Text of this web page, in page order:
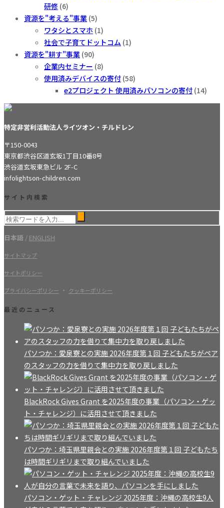
研修 (6)
資源を"考える"事業 (5)
ワタシとスマホ (1)
社会で子育てドットコム (1)
資源を"耕す"事業 (90)
企業内セミナー (8)
使用済みデバイスの寄付 (58)
e2プロジェクト 使用済みパソコンの寄付 (14)
特定非営利活動法人ライツオン・チルドレン
〒150-0043
東京都渋谷区道玄坂1丁目10番8号
渋谷道玄坂東急ビル 2F-C
infolightson-children.com
サイト内検索
日本語 / ENGLISH
サイトマップ
サイトポリシー
プライバシーポリシー ・ クッキーポリシー
最近のニュース
パソつか：愛泉寮との実施 2026年度第１回 子どもたちがペア
のスタッフの力を借りて集中力を取り戻しました
BlackRock Gives Grant を2025年度の事業（パソコン・ゲッ
ト・チャレンジ）に活用させて頂きました
パソつか：埼玉県里親会との実施 2026年度第１回 子どもたち
は時間ギリギリまで取り組んでいました
パソコン・ゲット・チャレンジ 2025年度：沖縄の高校生9人